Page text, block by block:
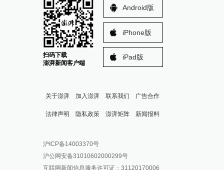
扫码下载
澎湃新闻客户端
Android版
iPhone版
iPad版
关于澎湃 加入澎湃 联系我们 广告合作
法律声明 隐私政策 澎湃矩阵
澎湃新闻公众号
澎湃新闻抖音号
新闻报料
报料邮箱: news@thepaper.cn
沪ICP备14003370号
沪公网安备31010602000299号
互联网新闻信息服务许可证：31120170006